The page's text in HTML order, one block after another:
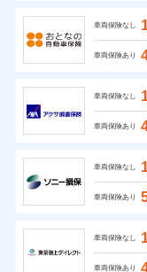
車両保険なし
車両保険あり
車両保険なし
車両保険あり
車両保険なし
車両保険あり
車両保険なし
車両保険あり